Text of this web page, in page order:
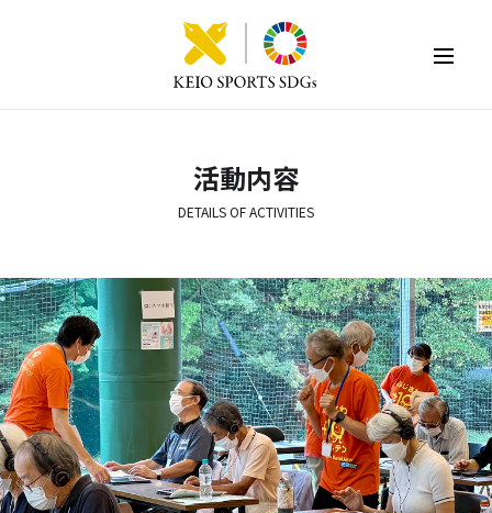
活動内容
DETAILS OF ACTIVITIES